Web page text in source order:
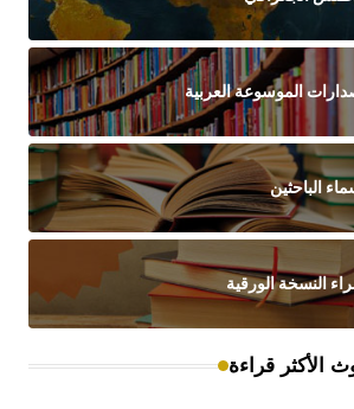
الموسوعة العربية
الباحثين
النسخة الورقية
الأكثر قراءة